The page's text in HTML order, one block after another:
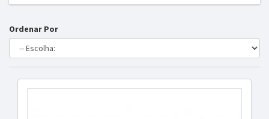
Ordenar Por